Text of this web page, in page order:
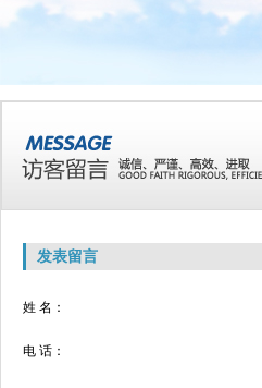
发表留言
姓 名：
电 话：